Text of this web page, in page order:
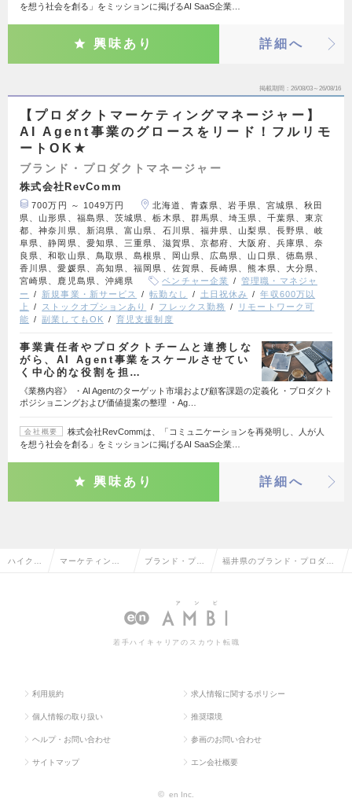
を想う社会を創る」をミッションに掲げるAI SaaS企業…
興味あり 詳細へ
掲載期間 26/08/03～26/08/16
【プロダクトマーケティングマネージャー】
AI Agent事業のグロースをリード！フルリモ
ートOK★
ブランド・プロダクトマネージャー
株式会社RevComm
700万円 ～ 1049万円
北海道、青森県、岩手県、宮城県、秋田
県、山形県、福島県、茨城県、栃木県、群馬県、埼玉県、千葉県、東京
都、神奈川県、新潟県、富山県、石川県、福井県、山梨県、長野県、岐
阜県、静岡県、愛知県、三重県、滋賀県、京都府、大阪府、兵庫県、奈
良県、和歌山県、鳥取県、島根県、岡山県、広島県、山口県、徳島県、
香川県、愛媛県、高知県、福岡県、佐賀県、長崎県、熊本県、大分県、
宮崎県、鹿児島県、沖縄県
ベンチャー企業
管理職・マネジャ
ー
新規事業・新サービス 転勤なし 土日祝休み
年収600万以
上
ストックオプションあり フレックス勤務
リモートワーク可
能
副業してもOK 育児支援制度
事業責任者やプロダクトチームと連携しな
がら、AI Agent事業をスケールさせてい
く中心的な役割を担…
《業務内容》 ・AI Agentのターゲット市場および顧客課題の定義化 ・プロダクト
ポジショニングおよび価値提案の整理 ・Ag…
会社概要
株式会社RevCommは、「コミュニケーションを再発明し、人が人
を想う社会を創る」をミッションに掲げるAI SaaS企業…
興味あり 詳細へ
ハイクラ マーケティン ブランド・プロ
ャー
福井県のブランド・プロダク
情報一覧
若手ハイキャリアのスカウト転職
利用規約 求人情報に関するポリシー
個人情報の取り扱い 推奨環境
ヘルプ・お問い合わせ 参画のお問い合わせ
サイトマップ エン会社概要
© en Inc.